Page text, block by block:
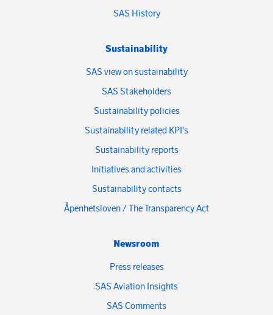
SAS History
Sustainability
SAS view on sustainability
SAS Stakeholders
Sustainability policies
Sustainability related KPI's
Sustainability reports
Initiatives and activities
Sustainability contacts
Åpenhetsloven / The Transparency Act
Newsroom
Press releases
SAS Aviation Insights
SAS Comments